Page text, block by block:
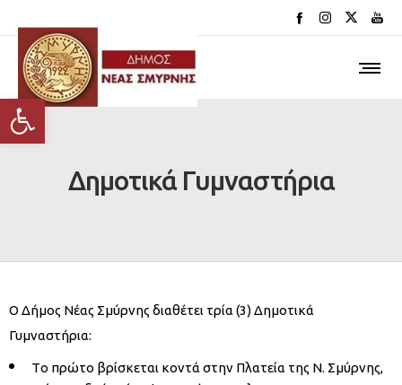
Ανοίξτε τη γραμμή εργαλείων
Δημοτικά Γυμναστήρια
Ο Δήμος Νέας Σμύρνης διαθέτει τρία (3) Δημοτικά
Γυμναστήρια:
Τo πρώτο βρίσκεται κοντά στην Πλατεία της Ν. Σμύρνης,